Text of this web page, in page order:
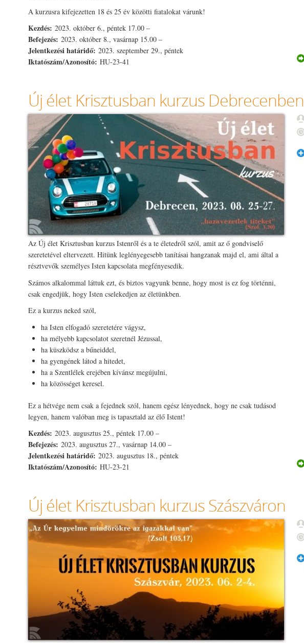
A kurzusra kifejezetten 18 és 25 év közötti fiatalokat várunk!
Kezdés: 2023. október 6., péntek 17.00 –
Befejezés: 2023. október 8., vasárnap 15.00 –
Jelentkezési határidő: 2023. szeptember 29., péntek
Iktatószám/Azonosító: HU-23-41
Új élet Krisztusban kurzus Debrecenben
Az Új élet Krisztusban kurzus Istenről és a te életedről szól, amit az ő gondviselő
szeretetével eltervezett. Hitünk leglényegesebb tanításai hangzanak majd el, ami által a
résztvevők személyes Isten kapcsolata megfényesedik.
Számos alkalommal láttuk ezt, és biztos vagyunk benne, hogy most is ez fog történni,
csak engedjük, hogy Isten cselekedjen az életünkben.
Ez a kurzus neked szól,
ha Isten elfogadó szeretetére vágysz,
ha mélyebb kapcsolatot szeretnél Jézussal,
ha küszködsz a bűneiddel,
ha gyengének látod a hitedet,
ha a Szentlélek erejében kívánsz megújulni,
ha közösséget keresel.
Ez a hétvége nem csak a fejednek szól, hanem egész lényednek, hogy ne csak tudásod
legyen, hanem valóban meg is tapasztald az élő Istent!
Kezdés: 2023. augusztus 25., péntek 17.00 –
Befejezés: 2023. augusztus 27., vasárnap 14.00 –
Jelentkezési határidő: 2023. augusztus 18., péntek
Iktatószám/Azonosító: HU-23-21
Új élet Krisztusban kurzus Szászváron